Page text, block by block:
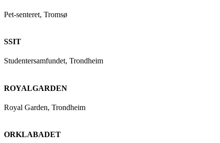
Pet-senteret, Tromsø
SSIT
Studentersamfundet, Trondheim
ROYALGARDEN
Royal Garden, Trondheim
ORKLABADET